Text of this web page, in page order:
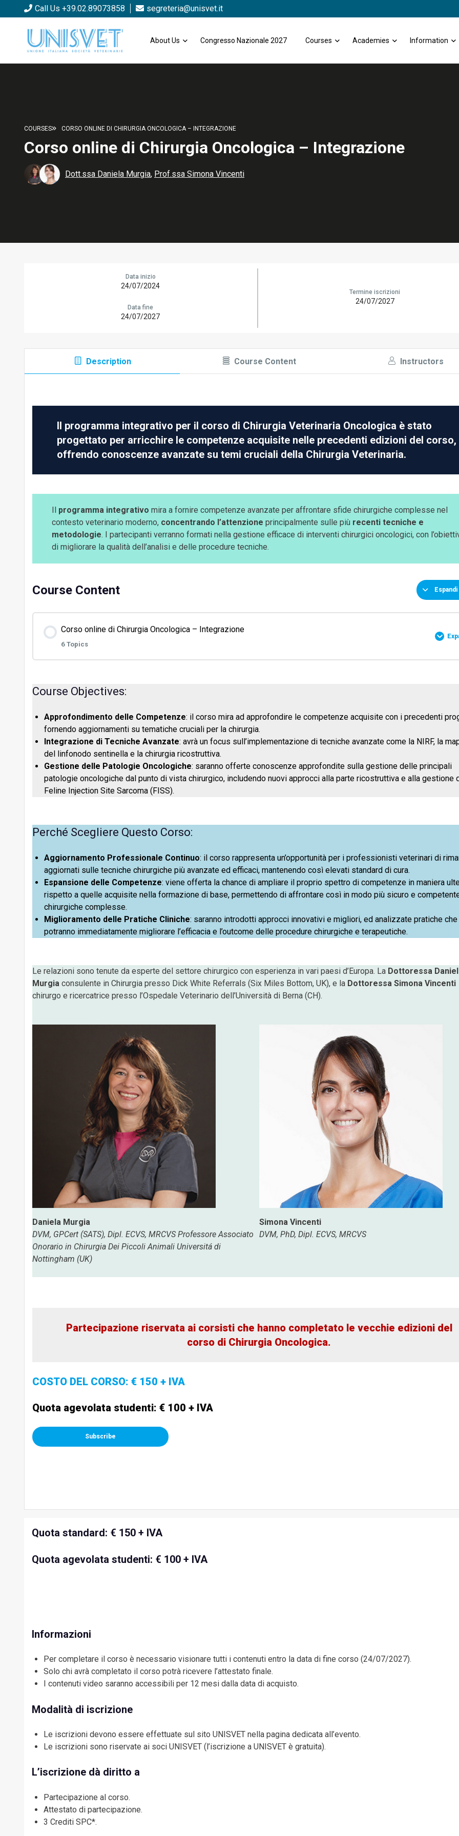
Call Us +39.02.89073858 segreteria@unisvet.it
About Us Congresso Nazionale 2027 Courses Academies Information
COURSES CORSO ONLINE DI CHIRURGIA ONCOLOGICA – INTEGRAZIONE
Corso online di Chirurgia Oncologica – Integrazione
Dott.ssa Daniela Murgia, Prof.ssa Simona Vincenti
Data inizio
24/07/2024
Data fine
24/07/2027
Termine iscrizioni
24/07/2027
Description Course Content Instructors
Il programma integrativo per il corso di Chirurgia Veterinaria Oncologica è stato
progettato per arricchire le competenze acquisite nelle precedenti edizioni del corso,
offrendo conoscenze avanzate su temi cruciali della Chirurgia Veterinaria.
programma integrativo mira a fornire competenze avanzate per affrontare sfide chirurgiche complesse nel
contesto veterinario moderno, concentrando l’attenzione principalmente sulle più recenti tecniche e
metodologie. I partecipanti verranno formati nella gestione efficace di interventi chirurgici oncologici, con
di migliorare la qualità dell’analisi e delle procedure tecniche.
Course Content
Corso online di Chirurgia Oncologica – Integrazione
6 Topics
NIRF e altre tecniche: l’avanguardia della visualizzazione intraoperatoria del tumore
Chirurgia ricostruttiva 1 52min, 6sec
Chirurgia ricostruttiva 2 52min, 26sec
Mappatura del linfonodo sentinella: come e quando 48min, 16sec
Course Objectives:
Approfondimento delle Competenze: il corso mira ad approfondire le competenze acquisite con i precedenti
fornendo aggiornamenti su tematiche cruciali per la chirurgia.
Integrazione di Tecniche Avanzate: avrà un focus sull’implementazione di tecniche avanzate come la NIRF, la
del linfonodo sentinella e la chirurgia ricostruttiva.
Gestione delle Patologie Oncologiche: saranno offerte conoscenze approfondite sulla gestione delle principali
patologie oncologiche dal punto di vista chirurgico, includendo nuovi approcci alla parte ricostruttiva e alla gestione
Feline Injection Site Sarcoma (FISS).
Perché Scegliere Questo Corso:
Aggiornamento Professionale Continuo: il corso rappresenta un’opportunità per i professionisti veterinari di
aggiornati sulle tecniche chirurgiche più avanzate ed efficaci, mantenendo così elevati standard di cura.
Espansione delle Competenze: viene offerta la chance di ampliare il proprio spettro di competenze in maniera
rispetto a quelle acquisite nella formazione di base, permettendo di affrontare così in modo più sicuro e
chirurgiche complesse.
Miglioramento delle Pratiche Cliniche: saranno introdotti approcci innovativi e migliori, ed analizzate pratiche che
potranno immediatamente migliorare l’efficacia e l’outcome delle procedure chirurgiche e terapeutiche.
Le relazioni sono tenute da esperte del settore chirurgico con esperienza in vari paesi d’Europa. La Dottoressa
Murgia consulente in Chirurgia presso Dick White Referrals (Six Miles Bottom, UK), e la Dottoressa Simona Vincenti
chirurgo e ricercatrice presso l’Ospedale Veterinario dell’Università di Berna (CH).
Daniela Murgia
DVM, GPCert (SATS), Dipl. ECVS, MRCVS Professore Associato
Onorario in Chirurgia Dei Piccoli Animali Universitá di
Nottingham (UK)
Simona Vincenti
DVM, PhD, Dipl. ECVS, MRCVS
Partecipazione riservata ai corsisti che hanno completato le vecchie edizioni del
corso di Chirurgia Oncologica.
COSTO DEL CORSO: € 150 + IVA
Quota agevolata studenti: € 100 + IVA
Subscribe
Quota standard: € 150 + IVA
Quota agevolata studenti: € 100 + IVA
Informazioni
Per completare il corso è necessario visionare tutti i contenuti entro la data di fine corso (24/07/2027).
Solo chi avrà completato il corso potrà ricevere l’attestato finale.
I contenuti video saranno accessibili per 12 mesi dalla data di acquisto.
Modalità di iscrizione
Le iscrizioni devono essere effettuate sul sito UNISVET nella pagina dedicata all’evento.
Le iscrizioni sono riservate ai soci UNISVET (l’iscrizione a UNISVET è gratuita).
L’iscrizione dà diritto a
Partecipazione al corso.
Attestato di partecipazione.
3 Crediti SPC*.